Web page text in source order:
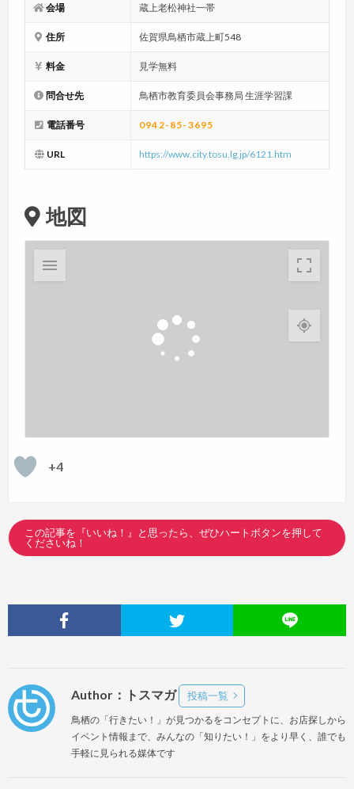
会場 蔵上老松神社一帯
住所 佐賀県鳥栖市蔵上町548
料金 見学無料
問合せ先 鳥栖市教育委員会事務局 生涯学習課
電話番号 0942-85-3695
URL https://www.city.tosu.lg.jp/6121.htm
地図
+4
この記事を『いいね！』と思ったら、ぜひハートボタンを押して
くださいね！
Author：トスマガ 投稿一覧
鳥栖の「行きたい！」が見つかるをコンセプトに、お店探しから
イベント情報まで、みんなの「知りたい！」をより早く、誰でも
手軽に見られる媒体です